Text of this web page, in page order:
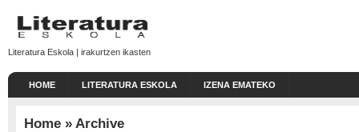
Literatura Eskola | irakurtzen ikasten
HOME LITERATURA ESKOLA IZENA EMATEKO
Home » Archive